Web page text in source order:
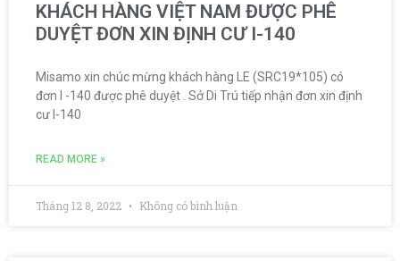
KHÁCH HÀNG VIỆT NAM ĐƯỢC PHÊ
DUYỆT ĐƠN XIN ĐỊNH CƯ I-140
Misamo xin chúc mừng khách hàng LE (SRC19*105) có
đơn I -140 được phê duyệt . Sở Di Trú tiếp nhận đơn xin định
cư I-140
READ MORE »
Tháng 12 8, 2022 Không có bình luận